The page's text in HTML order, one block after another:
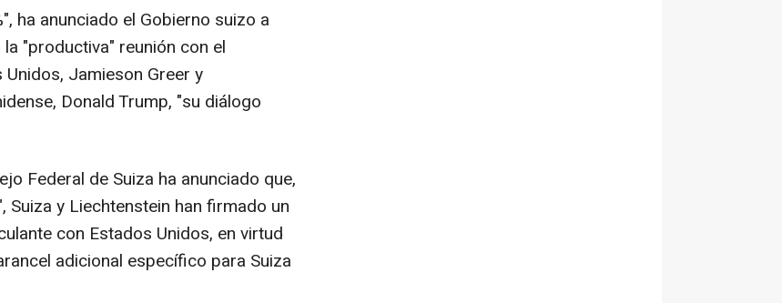
ha anunciado el Gobierno suizo a
"productiva" reunión con el
Jamieson Greer y
Donald Trump, "su diálogo
Federal de Suiza ha anunciado que,
y Liechtenstein han firmado un
con Estados Unidos, en virtud
adicional específico para Suiza